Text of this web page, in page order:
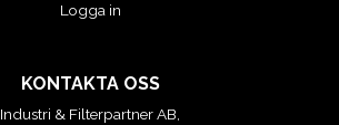
Logga in
KONTAKTA OSS
Industri & Filterpartner AB,